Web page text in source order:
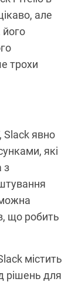
але
його
трохи
Slack явно
які
з
можна
що робить
містить
рішень для